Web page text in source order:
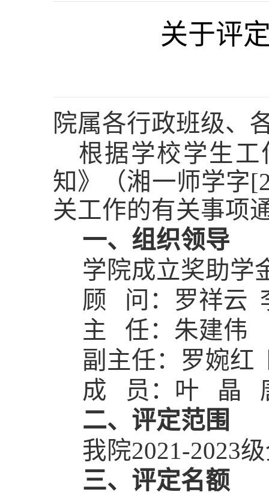
关于评
院属各行政班级、
根据学校学生
知》（湘一师学字
关工作的有关事项
一、组织领导
学院成立奖助学
顾
问：罗祥云
主
任：朱建伟
副主任：罗婉红
成
员：叶 晶
二、评定范围
我院2021-2023
三、评定名额